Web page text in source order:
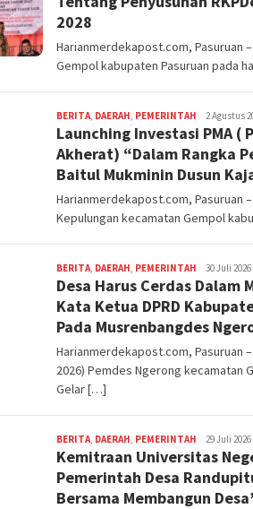
2028
Harianmerdekapost.com, Pasuruan
Gempol kabupaten Pasuruan pada
BERITA, DAERAH, PEMERINTAH Editor
Pasuruan
2 Agustus
Launching Investasi PMA (
Akherat) “Dalam Rangka
Baitul Mukminin Dusun
Harianmerdekapost.com, Pasuruan
Kepulungan kecamatan Gempol
BERITA, DAERAH, PEMERINTAH Editor
Pasuruan
30 Juli 2026
Desa Harus Cerdas Dalam
Kata Ketua DPRD
Pada Musrenbangdes
Harianmerdekapost.com, Pasuruan
2026) Pemdes Ngerong kecamatan
Gelar […]
BERITA, DAERAH, PEMERINTAH Editor
Pasuruan
29 Juli 2026
Kemitraan Universitas
Pemerintah Desa
Bersama Membangun